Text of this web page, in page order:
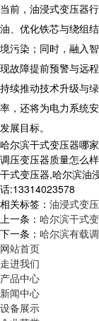
当前，油浸式变压器
油、优化铁芯与绕组
境污染；同时，融入
现故障提前预警与远
持续推动技术升级与
率，还将为电力系统
发展目标。​
哈尔滨干式变压器哪
调压变压器质量怎么
干式变压器,哈尔滨油
话:13314023578
相关标签： 油浸式变
上一条： 哈尔滨干式
下一条： 哈尔滨有载
网站首页
走进我们
产品中心
新闻中心
设备展示